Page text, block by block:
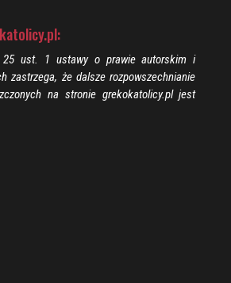
25 ust. 1 ustawy o prawie autorskim i
zastrzega, że dalsze rozpowszechnianie
na stronie grekokatolicy.pl jest